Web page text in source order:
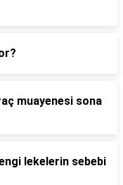
muayenesi sona
lekelerin sebebi